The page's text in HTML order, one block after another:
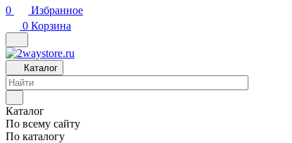
0
Избранное
0 Корзина
Каталог
Каталог
По всему сайту
По каталогу